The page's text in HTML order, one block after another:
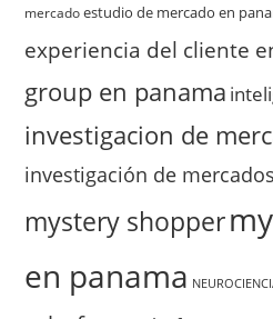
mercado estudio de mercado en
experiencia del cliente
group en panama
investigacion de
investigación de mercados
mystery shopper
en panama